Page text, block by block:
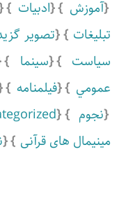
آموزش ادبيات
تبلیغات
تصویر
سياست
سينما
عمومي
فیلمنامه
نجوم
مینیمال های قرآنی